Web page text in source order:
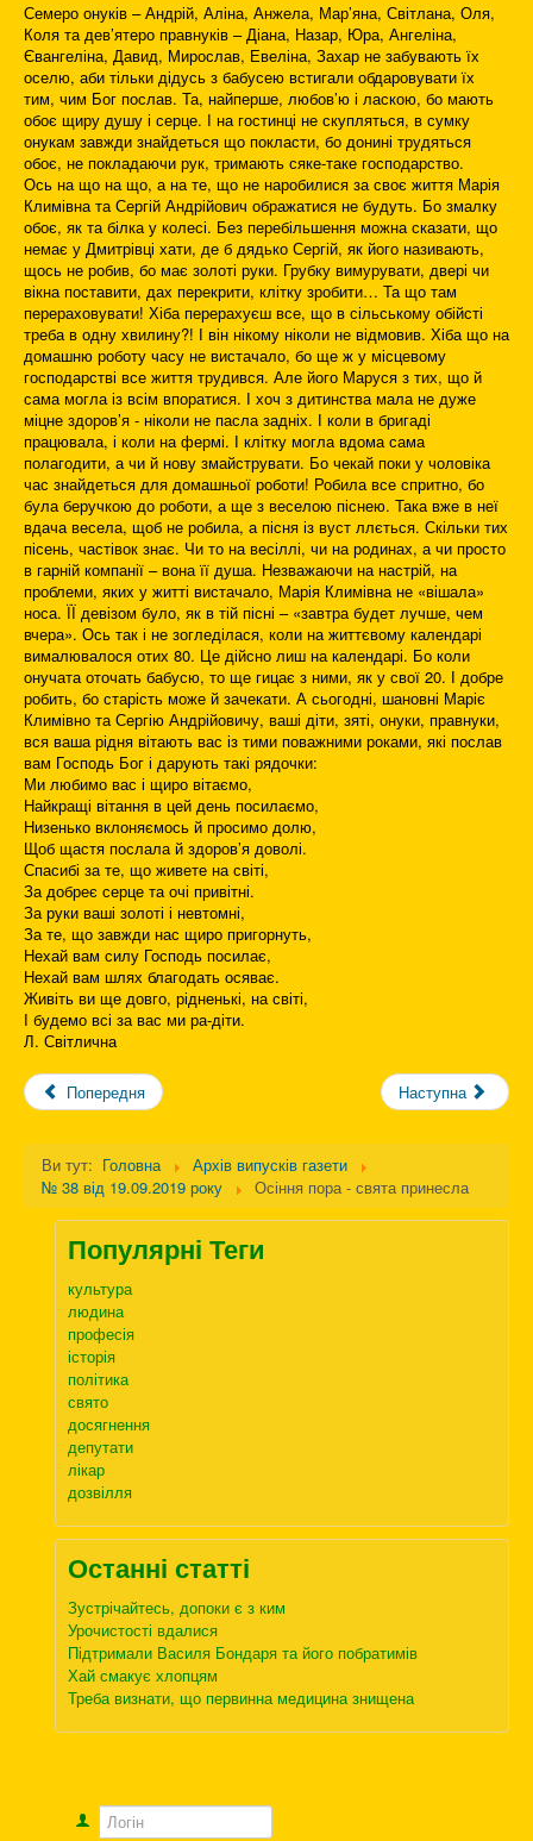
Семеро онуків – Андрій, Аліна, Анжела, Мар’яна, Світлана, Оля,
Коля та дев’ятеро правнуків – Діана, Назар, Юра, Ангеліна,
Євангеліна, Давид, Мирослав, Евеліна, Захар не забувають їх
оселю, аби тільки дідусь з бабусею встигали обдаровувати їх
тим, чим Бог послав. Та, найперше, любов’ю і ласкою, бо мають
обоє щиру душу і серце. І на гостинці не скупляться, в сумку
онукам завжди знайдеться що покласти, бо донині трудяться
обоє, не покладаючи рук, тримають сяке-таке господарство.
Ось на що на що, а на те, що не наробилися за своє життя Марія
Климівна та Сергій Андрійович ображатися не будуть. Бо змалку
обоє, як та білка у колесі. Без перебільшення можна сказати, що
немає у Дмитрівці хати, де б дядько Сергій, як його називають,
щось не робив, бо має золоті руки. Грубку вимурувати, двері чи
вікна поставити, дах перекрити, клітку зробити… Та що там
перераховувати! Хіба перерахуєш все, що в сільському обійсті
треба в одну хвилину?! І він нікому ніколи не відмовив. Хіба що на
домашню роботу часу не вистачало, бо ще ж у місцевому
господарстві все життя трудився. Але його Маруся з тих, що й
сама могла із всім впоратися. І хоч з дитинства мала не дуже
міцне здоров’я - ніколи не пасла задніх. І коли в бригаді
працювала, і коли на фермі. І клітку могла вдома сама
полагодити, а чи й нову змайструвати. Бо чекай поки у чоловіка
час знайдеться для домашньої роботи! Робила все спритно, бо
була беручкою до роботи, а ще з веселою піснею. Така вже в неї
вдача весела, щоб не робила, а пісня із вуст ллється. Скільки тих
пісень, частівок знає. Чи то на весіллі, чи на родинах, а чи просто
в гарній компанії – вона її душа. Незважаючи на настрій, на
проблеми, яких у житті вистачало, Марія Климівна не «вішала»
носа. ЇЇ девізом було, як в тій пісні – «завтра будет лучше, чем
вчера». Ось так і не зогледілася, коли на життєвому календарі
вималювалося отих 80. Це дійсно лиш на календарі. Бо коли
онучата оточать бабусю, то ще гицає з ними, як у свої 20. І добре
робить, бо старість може й зачекати. А сьогодні, шановні Маріє
Климівно та Сергію Андрійовичу, ваші діти, зяті, онуки, правнуки,
вся ваша рідня вітають вас із тими поважними роками, які послав
вам Господь Бог і дарують такі рядочки:
Ми любимо вас і щиро вітаємо,
Найкращі вітання в цей день посилаємо,
Низенько вклоняємось й просимо долю,
Щоб щастя послала й здоров’я доволі.
Спасибі за те, що живете на світі,
За добреє серце та очі привітні.
За руки ваші золоті і невтомні,
За те, що завжди нас щиро пригорнуть,
Нехай вам силу Господь посилає,
Нехай вам шлях благодать осяває.
Живіть ви ще довго, рідненькі, на світі,
І будемо всі за вас ми ра-діти.
Л. Світлична
Попередня Наступна
Ви тут: Головна
Архів випусків газети
№ 38 від 19.09.2019 року
Осіння пора - свята принесла
Популярні Теги
культура
людина
професія
історія
політика
свято
досягнення
депутати
лікар
дозвілля
Останні статті
Зустрічайтесь, допоки є з ким
Урочистості вдалися
Підтримали Василя Бондаря та його побратимів
Хай смакує хлопцям
Треба визнати, що первинна медицина знищена
Логін